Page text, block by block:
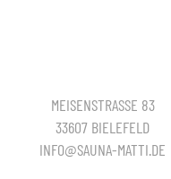
MEISENSTRASSE 83
33607 BIELEFELD
INFO@SAUNA-MATTI.DE